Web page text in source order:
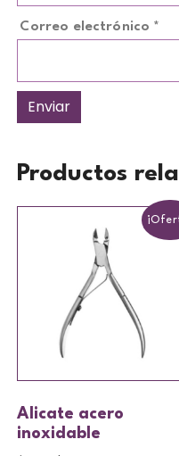
Correo electrónico *
Productos
Alicate acero
inoxidable